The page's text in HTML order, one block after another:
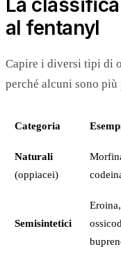
La
al fentanyl
Capire i diversi tipi di
perché alcuni sono
Categoria
Naturali
(oppiacei)
Semisintetici
Eroina,